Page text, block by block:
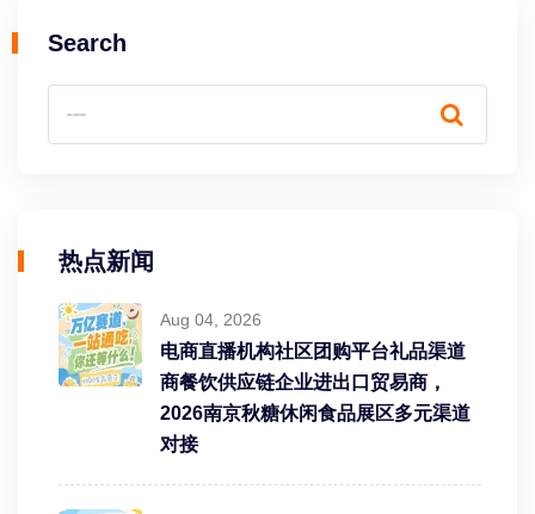
Search
热点新闻
Aug 04, 2026
电商直播机构社区团购平台礼品渠道
商餐饮供应链企业进出口贸易商，
2026南京秋糖休闲食品展区多元渠道
对接